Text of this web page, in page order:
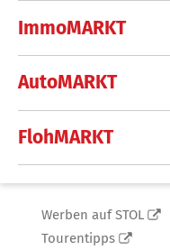
ImmoMARKT
AutoMARKT
FlohMARKT
Werben auf STOL
Tourentipps